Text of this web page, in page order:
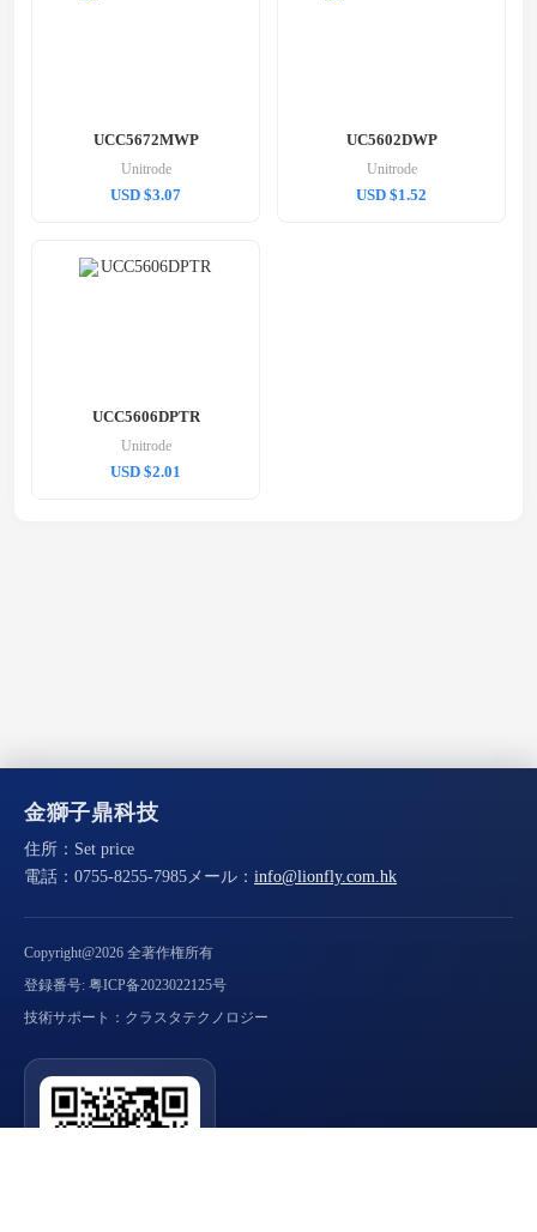
UCC5672MWP
Unitrode
USD $3.07
UC5602DWP
Unitrode
USD $1.52
UCC5606DPTR
Unitrode
USD $2.01
金獅子鼎科技
住所： Set price
電話： 0755-8255-7985メール： info@lionfly.com.hk
Copyright@2026 全著作権所有
登録番号: 粤ICP备2023022125号
技術サポート：クラスタテクノロジー